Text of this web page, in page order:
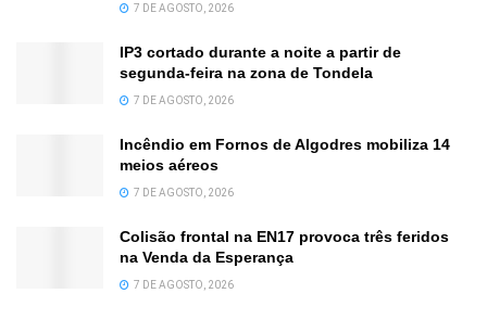
7 DE AGOSTO, 2026
IP3 cortado durante a noite a partir de
segunda-feira na zona de Tondela
7 DE AGOSTO, 2026
Incêndio em Fornos de Algodres mobiliza 14
meios aéreos
7 DE AGOSTO, 2026
Colisão frontal na EN17 provoca três feridos
na Venda da Esperança
7 DE AGOSTO, 2026